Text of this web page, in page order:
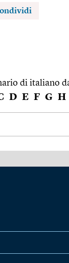
di italiano
D E F G H